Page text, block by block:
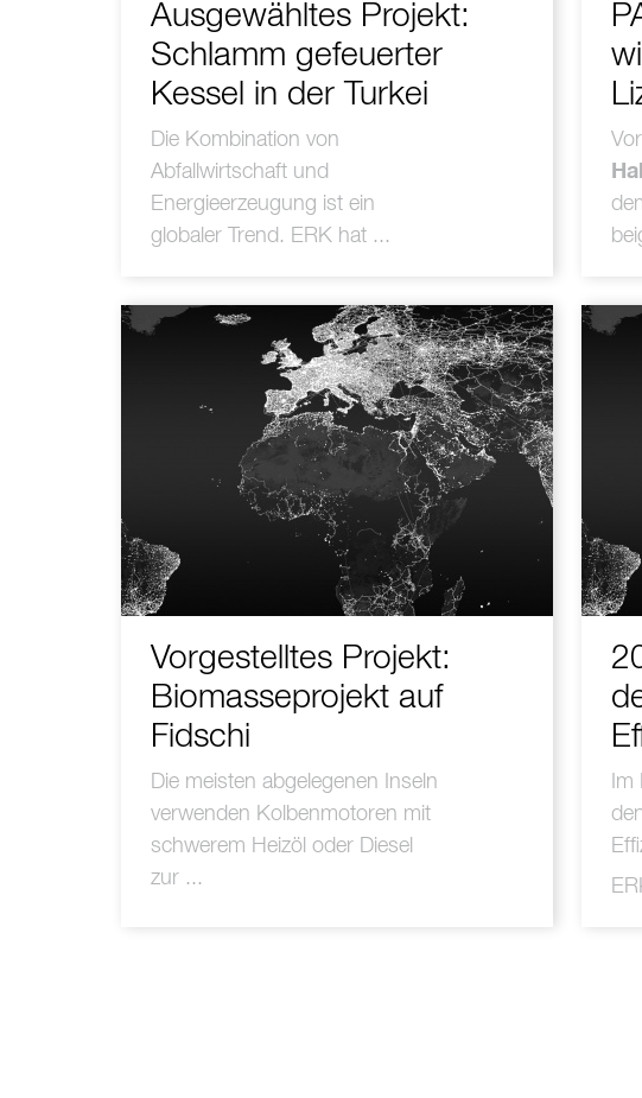
Ausgewähltes Projekt:
Schlamm gefeuerter
Kessel in der Turkei
Die Kombination von
Abfallwirtschaft und
Energieerzeugung ist ein
globaler Trend. ERK hat ...
Vorgestelltes Projekt:
Biomasseprojekt auf
Fidschi
Die meisten abgelegenen Inseln
verwenden Kolbenmotoren mit
schwerem Heizöl oder Diesel
zur ...